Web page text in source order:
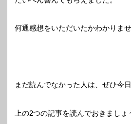
何通感想をいただいたかわかりませ
まだ読んでなかった人は、ぜひ今
上の2つの記事を読んでおきましょ